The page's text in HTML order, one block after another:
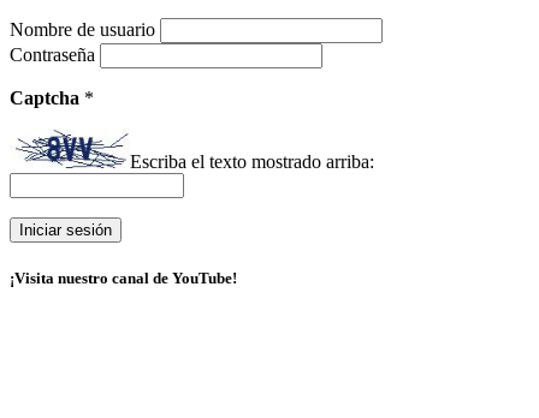
Nombre de usuario
Contraseña
Captcha *
Escriba el texto mostrado arriba:
¡Visita nuestro canal de YouTube!